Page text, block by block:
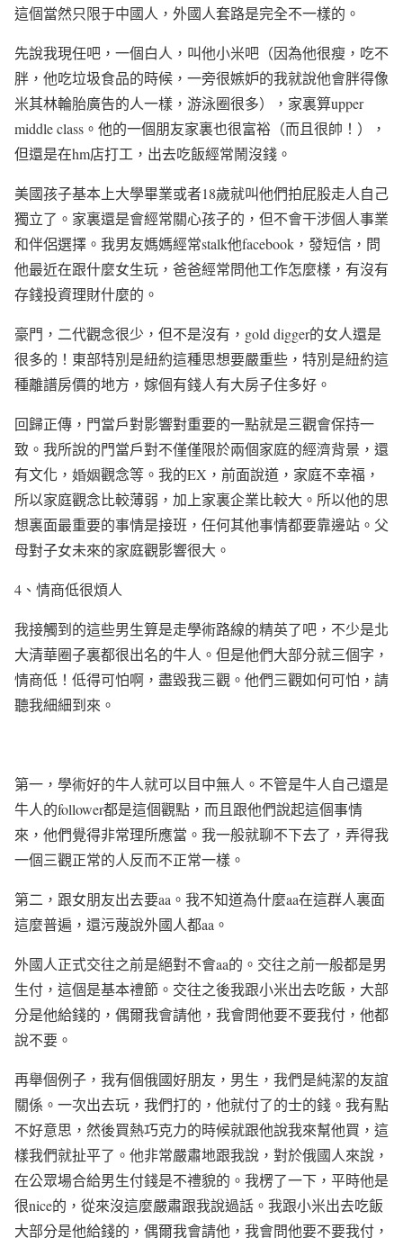
這個當然只限于中國人，外國人套路是完全不一樣的。
先說我現任吧，一個白人，叫他小米吧（因為他很瘦，吃不
胖，他吃垃圾食品的時候，一旁很嫉妒的我就說他會胖得像
米其林輪胎廣告的人一樣，游泳圈很多），家裏算upper
middle class 。他的一個朋友家裏也很富裕（而且很帥！），
但還是在hm店打工，出去吃飯經常鬧沒錢。
美國孩子基本上大學畢業或者18歲就叫他們拍屁股走人自己
獨立了。家裏還是會經常關心孩子的，但不會干涉個人事業
和伴侶選擇。我男友媽媽經常stalk他facebook ，發短信，問
他最近在跟什麼女生玩，爸爸經常問他工作怎麼樣，有沒有
存錢投資理財什麼的。
豪門，二代觀念很少，但不是沒有， gold digger的女人還是
很多的！東部特別是紐約這種思想要嚴重些，特別是紐約這
種離譜房價的地方，嫁個有錢人有大房子住多好。
回歸正傳，門當戶對影響對重要的一點就是三觀會保持一
致。我所說的門當戶對不僅僅限於兩個家庭的經濟背景，還
有文化， 婚姻觀念等。我的EX ，前面說道，家庭不幸福，
所以家庭觀念比較薄弱，加上家裏企業比較大。所以他的思
想裏面最重要的事情是接班，任何其他事情都要靠邊站。父
母對子女未來的家庭觀影響很大。
4 、情商低很煩人
我接觸到的這些男生算是走學術路線的精英了吧，不少是北
大清華圈子裏都很出名的牛人。但是他們大部分就三個字，
情商低！低得可怕啊，盡毀我三觀。他們三觀如何可怕，請
聽我細細到來。
第一，學術好的牛人就可以目中無人。不管是牛人自己還是
牛人的follower都是這個觀點，而且跟他們說起這個事情
來，他們覺得非常理所應當。我一般就聊不下去了，弄得我
一個三觀正常的人反而不正常一樣。
第二，跟女朋友出去要aa 。我不知道為什麼aa在這群人裏面
這麼普遍，還污蔑說外國人都aa 。
外國人正式交往之前是絕對不會aa的。交往之前一般都是男
生付，這個是基本禮節。交往之後我跟小米出去吃飯，大部
分是他給錢的，偶爾我會請他，我會問他要不要我付，他都
說不要。
再舉個例子，我有個俄國好朋友，男生，我們是純潔的友誼
關係。一次出去玩，我們打的，他就付了的士的錢。我有點
不好意思，然後買熱巧克力的時候就跟他說我來幫他買，這
樣我們就扯平了。他非常嚴肅地跟我說，對於俄國人來說，
在公眾場合給男生付錢是不禮貌的。我楞了一下，平時他是
很nice的，從來沒這麼嚴肅跟我說過話。我跟小米出去吃飯
大部分是他給錢的，偶爾我會請他，我會問他要不要我付，